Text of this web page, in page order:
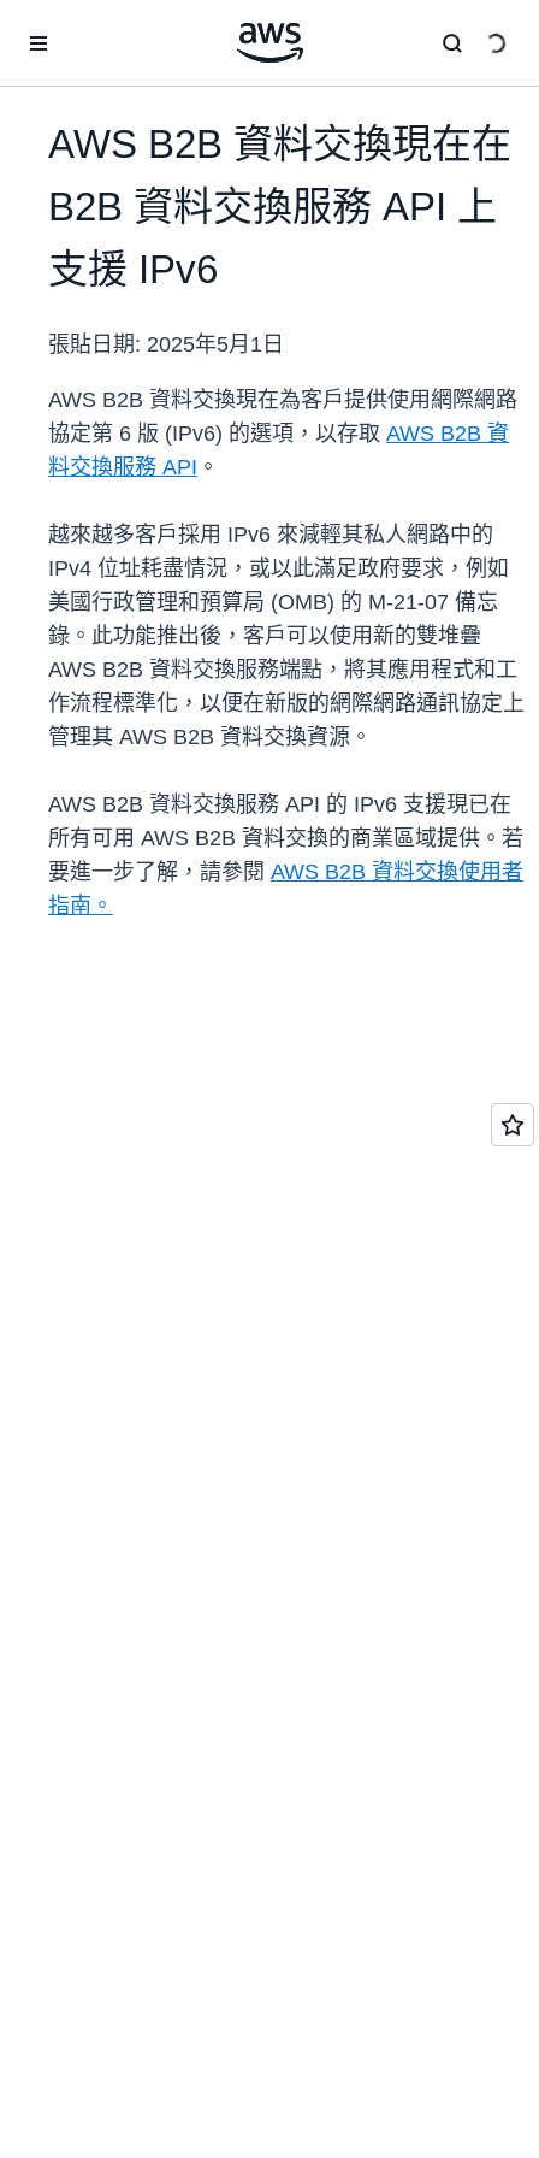
AWS B2B 資料交換現在在
B2B 資料交換服務 API 上
支援 IPv6
張貼日期: 2025年5月1日
AWS B2B 資料交換現在為客戶提供使用網際網路
協定第 6 版 (IPv6) 的選項，以存取 AWS B2B 資
料交換服務 API 。
越來越多客戶採用 IPv6 來減輕其私人網路中的
IPv4 位址耗盡情況，或以此滿足政府要求，例如
美國行政管理和預算局 (OMB) 的 M-21-07 備忘
錄。此功能推出後，客戶可以使用新的雙堆疊
AWS B2B 資料交換服務端點，將其應用程式和工
作流程標準化，以便在新版的網際網路通訊協定上
管理其 AWS B2B 資料交換資源。
AWS B2B 資料交換服務 API 的 IPv6 支援現已在
所有可用 AWS B2B 資料交換的商業區域提供。若
要進一步了解，請參閱 AWS B2B 資料交換使用者
指南。